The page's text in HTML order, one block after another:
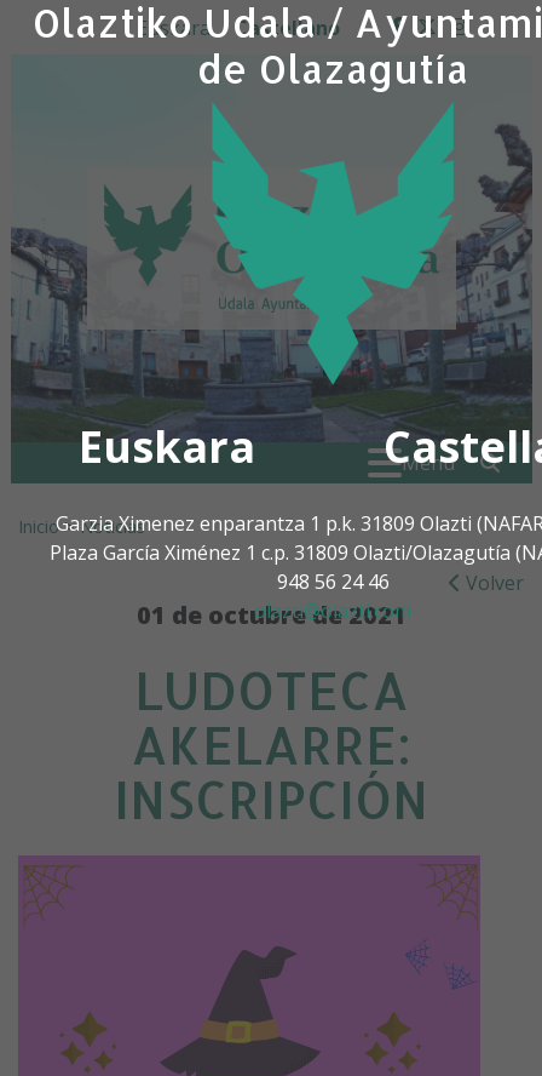
Olaztiko Udala /
de Olazagutía
Euskara
Garzia Ximenez enparantza 1 p.k. 31809 Olazti
Plaza García Ximénez 1 c.p. 31809 Olazti/Olazagutía
948 56 24 46
olazti@olazti.com
Ir al contenido
Euskara Castellano facebook
twitter
Menú " .
Buscar:
Inicio>Noticias
Volver
01 de octubre de 2021
LUDOTECA
AKELARRE:
INSCRIPCIÓN